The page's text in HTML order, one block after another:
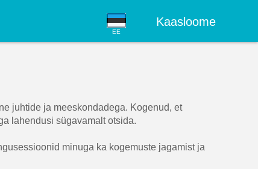
Kaasloome
EE
juhtide ja meeskondadega. Kogenud, et
lahendusi sügavamalt otsida.
minuga ka kogemuste jagamist ja